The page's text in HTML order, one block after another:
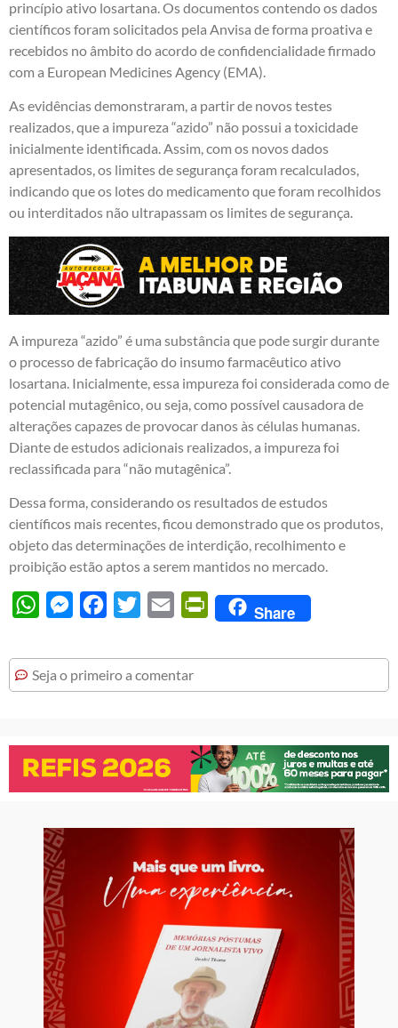
princípio ativo losartana. Os documentos contendo os dados
científicos foram solicitados pela Anvisa de forma proativa e
recebidos no âmbito do acordo de confidencialidade firmado
com a European Medicines Agency (EMA).
As evidências demonstraram, a partir de novos testes
realizados, que a impureza “azido” não possui a toxicidade
inicialmente identificada. Assim, com os novos dados
apresentados, os limites de segurança foram recalculados,
indicando que os lotes do medicamento que foram recolhidos
ou interditados não ultrapassam os limites de segurança.
A impureza “azido” é uma substância que pode surgir durante
o processo de fabricação do insumo farmacêutico ativo
losartana. Inicialmente, essa impureza foi considerada como de
potencial mutagênico, ou seja, como possível causadora de
alterações capazes de provocar danos às células humanas.
Diante de estudos adicionais realizados, a impureza foi
reclassificada para “não mutagênica”.
Dessa forma, considerando os resultados de estudos
científicos mais recentes, ficou demonstrado que os produtos,
objeto das determinações de interdição, recolhimento e
proibição estão aptos a serem mantidos no mercado.
WhatsAppMessengerFacebook
Twitter Email PrintFriendly
Share
Seja o primeiro a comentar